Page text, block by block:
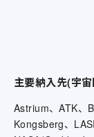
主要納入先(宇
Astrium、ATK、
Kongsberg、